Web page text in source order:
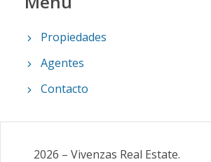
Propiedades
Agentes
Contacto
2026 – Vivenzas Real Estate.